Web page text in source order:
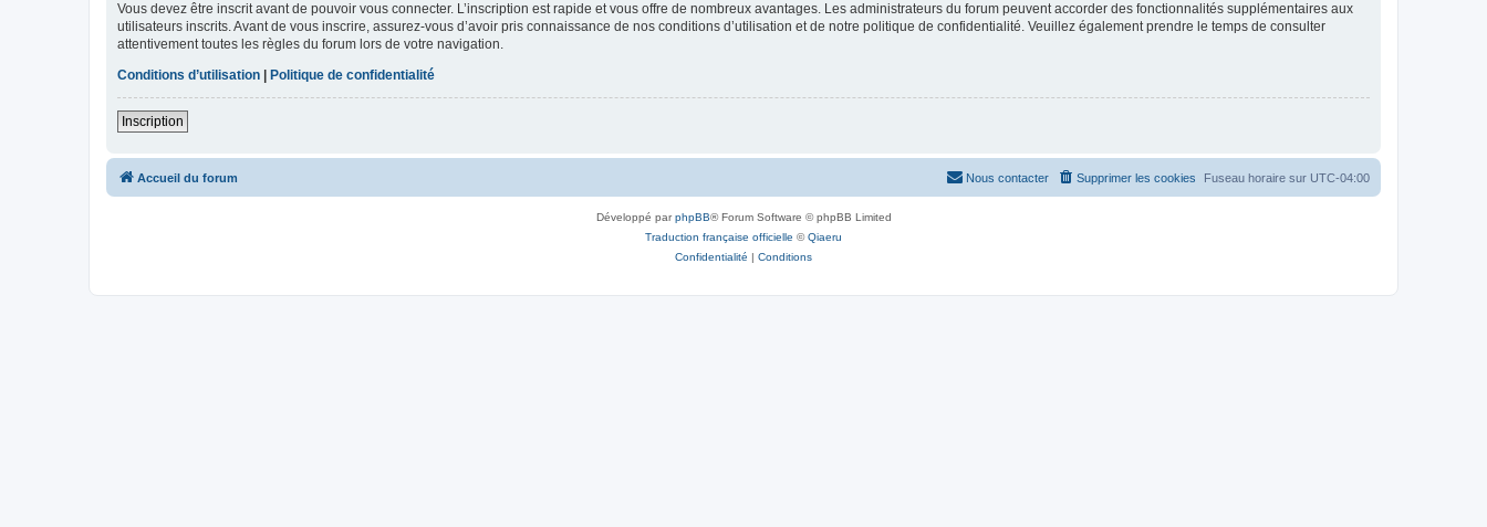
Vous devez être inscrit avant de pouvoir vous connecter. L’inscription est rapide et vous offre de nombreux avantages. Les administrateurs du forum peuvent accorder des fonctionnalités supplémentaires aux
utilisateurs inscrits. Avant de vous inscrire, assurez-vous d’avoir pris connaissance de nos conditions d’utilisation et de notre politique de confidentialité. Veuillez également prendre le temps de consulter
attentivement toutes les règles du forum lors de votre navigation.
Conditions d’utilisation
Politique de confidentialité
Inscription
Accueil du forum Fuseau horaire sur UTC-04:00
Supprimer les cookies
Nous contacter
Développé parphpBB® Forum Software © phpBB Limited
Traduction française officielle ©Qiaeru
Confidentialité | Conditions